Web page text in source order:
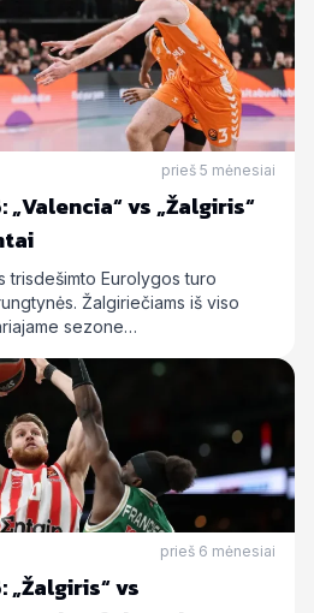
prieš 5 mėnesiai
vs „Žalgiris“
trisdešimto Eurolygos turo
Žalgiriečiams iš viso
sezone…
prieš 6 mėnesiai
„Žalgiris“ vs